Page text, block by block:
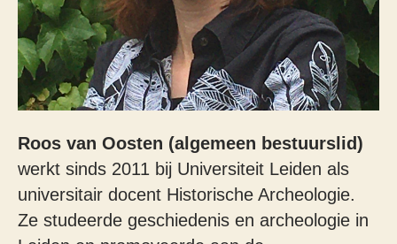
Roos van Oosten (algemeen bestuurslid)
werkt sinds 2011 bij Universiteit Leiden als
universitair docent Historische Archeologie.
Ze studeerde geschiedenis en archeologie in